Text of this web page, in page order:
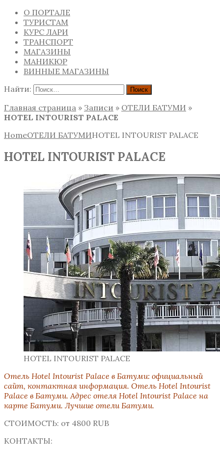
О ПОРТАЛЕ
ТУРИСТАМ
КУРС ЛАРИ
ТРАНСПОРТ
МАГАЗИНЫ
МАНИКЮР
ВИННЫЕ МАГАЗИНЫ
Найти:
Главная страница » Записи » ОТЕЛИ БАТУМИ »
HOTEL INTOURIST PALACE
HomeОТЕЛИ БАТУМИHOTEL INTOURIST PALACE
HOTEL INTOURIST PALACE
HOTEL INTOURIST PALACE
Отель Hotel Intourist Palace в Батуми: официальный
сайт, контактная информация. Отель Hotel Intourist
Palace в Батуми. Адрес отеля Hotel Intourist Palace на
карте Батуми. Лучшие отели Батуми.
СТОИМОСТЬ: от 4800 RUB
КОНТАКТЫ: